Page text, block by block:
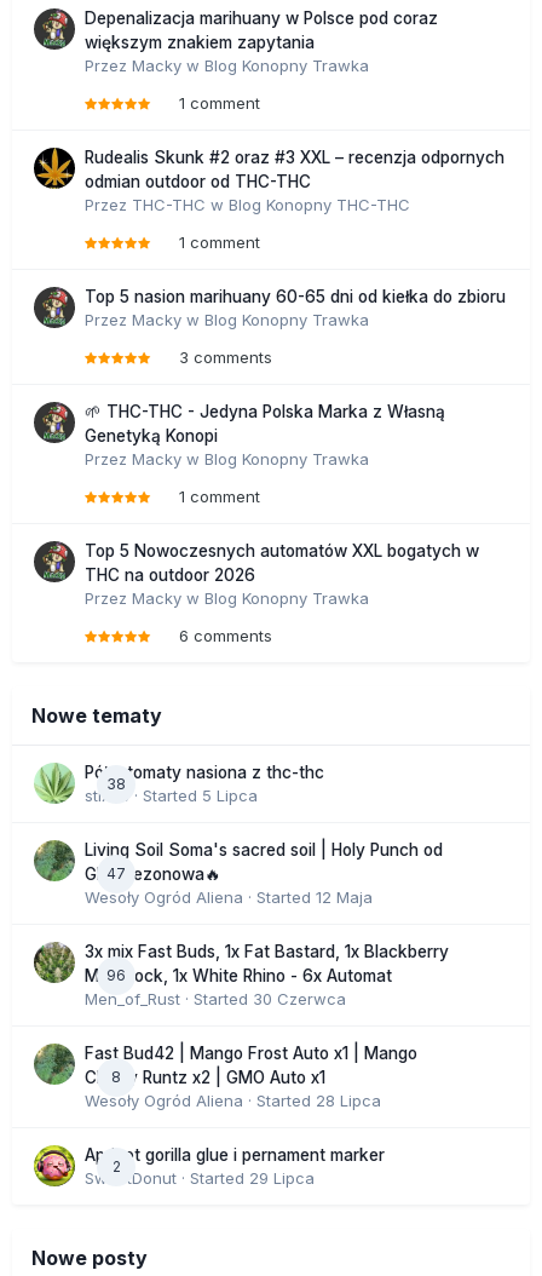
Depenalizacja marihuany w Polsce pod coraz
większym znakiem zapytania
Przez Macky w Blog Konopny Trawka
1 comment
Rudealis Skunk #2 oraz #3 XXL – recenzja odpornych
odmian outdoor od THC-THC
Przez THC-THC w Blog Konopny THC-THC
1 comment
Top 5 nasion marihuany 60-65 dni od kiełka do zbioru
Przez Macky w Blog Konopny Trawka
3 comments
🌱 THC-THC - Jedyna Polska Marka z Własną
Genetyką Konopi
Przez Macky w Blog Konopny Trawka
1 comment
Top 5 Nowoczesnych automatów XXL bogatych w
THC na outdoor 2026
Przez Macky w Blog Konopny Trawka
6 comments
Nowe tematy
38
Półautomaty nasiona z thc-thc
stix33 · Started 5 Lipca
47
Living Soil Soma's sacred soil | Holy Punch od
GHS sezonowa🔥
Wesoły Ogród Aliena · Started 12 Maja
96
3x mix Fast Buds, 1x Fat Bastard, 1x Blackberry
Moonrock, 1x White Rhino - 6x Automat
Men_of_Rust · Started 30 Czerwca
8
Fast Bud42 | Mango Frost Auto x1 | Mango
Cherry Runtz x2 | GMO Auto x1
Wesoły Ogród Aliena · Started 28 Lipca
2
Apricot gorilla glue i pernament marker
SweetDonut · Started 29 Lipca
Nowe posty